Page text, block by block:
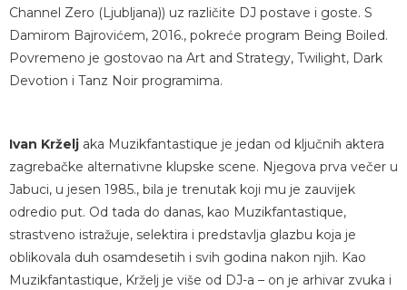
Channel Zero (Ljubljana)) uz različite DJ postave i goste. S
Damirom Bajrovićem, 2016., pokreće program Being Boiled.
Povremeno je gostovao na Art and Strategy, Twilight, Dark
Devotion i Tanz Noir programima.
Ivan Krželj aka Muzikfantastique je jedan od ključnih aktera
zagrebačke alternativne klupske scene. Njegova prva večer u
Jabuci, u jesen 1985., bila je trenutak koji mu je zauvijek
odredio put. Od tada do danas, kao Muzikfantastique,
strastveno istražuje, selektira i predstavlja glazbu koja je
oblikovala duh osamdesetih i svih godina nakon njih. Kao
Muzikfantastique, Krželj je više od DJ-a – on je arhivar zvuka i